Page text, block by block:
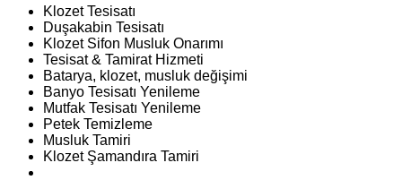
Klozet Tesisatı
Duşakabin Tesisatı
Klozet Sifon Musluk Onarımı
Tesisat & Tamirat Hizmeti
Batarya, klozet, musluk değişimi
Banyo Tesisatı Yenileme
Mutfak Tesisatı Yenileme
Petek Temizleme
Musluk Tamiri
Klozet Şamandıra Tamiri